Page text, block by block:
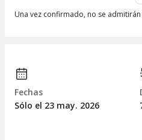
Una vez confirmado, no se
Fechas
Sólo el 23 may. 2026